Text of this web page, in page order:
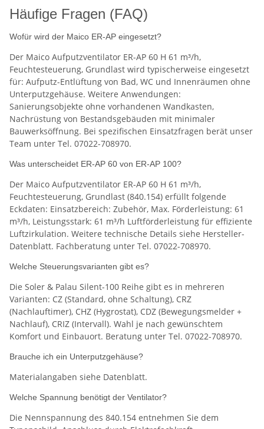
Häufige Fragen (FAQ)
Wofür wird der Maico ER-AP eingesetzt?
Der Maico Aufputzventilator ER-AP 60 H 61 m³/h,
Feuchtesteuerung, Grundlast wird typischerweise eingesetzt
für: Aufputz-Entlüftung von Bad, WC und Innenräumen ohne
Unterputzgehäuse. Weitere Anwendungen:
Sanierungsobjekte ohne vorhandenen Wandkasten,
Nachrüstung von Bestandsgebäuden mit minimaler
Bauwerksöffnung. Bei spezifischen Einsatzfragen berät unser
Team unter Tel. 07022-708970.
Was unterscheidet ER-AP 60 von ER-AP 100?
Der Maico Aufputzventilator ER-AP 60 H 61 m³/h,
Feuchtesteuerung, Grundlast (840.154) erfüllt folgende
Eckdaten: Einsatzbereich: Zubehör, Max. Förderleistung: 61
m³/h, Leistungsstark: 61 m³/h Luftförderleistung für effiziente
Luftzirkulation. Weitere technische Details siehe Hersteller-
Datenblatt. Fachberatung unter Tel. 07022-708970.
Welche Steuerungsvarianten gibt es?
Die Soler & Palau Silent-100 Reihe gibt es in mehreren
Varianten: CZ (Standard, ohne Schaltung), CRZ
(Nachlauftimer), CHZ (Hygrostat), CDZ (Bewegungsmelder +
Nachlauf), CRIZ (Intervall). Wahl je nach gewünschtem
Komfort und Einbauort. Beratung unter Tel. 07022-708970.
Brauche ich ein Unterputzgehäuse?
Materialangaben siehe Datenblatt.
Welche Spannung benötigt der Ventilator?
Die Nennspannung des 840.154 entnehmen Sie dem